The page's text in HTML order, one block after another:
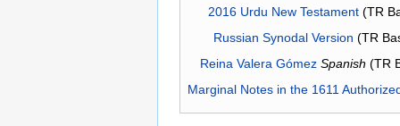
2016 Urdu New Testament(TR
Russian Synodal Version (TR
Reina Valera Gómez Spanish (TR
Marginal Notes in the 1611